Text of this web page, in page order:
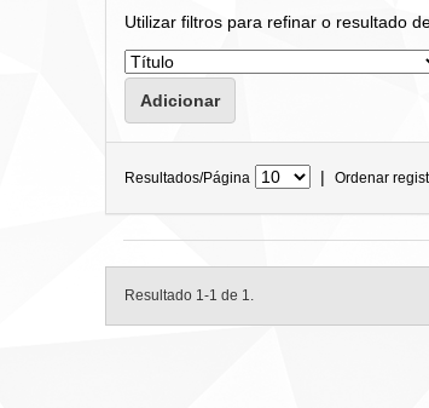
Utilizar filtros para refinar o resultado
Resultados/Página | Ordenar
Resultado 1-1 de 1.